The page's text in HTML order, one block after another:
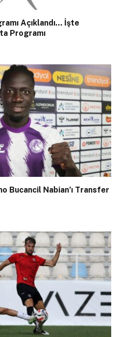
Açıklandı… İşte
Programı
Bucancil Nabian’ı Transfer